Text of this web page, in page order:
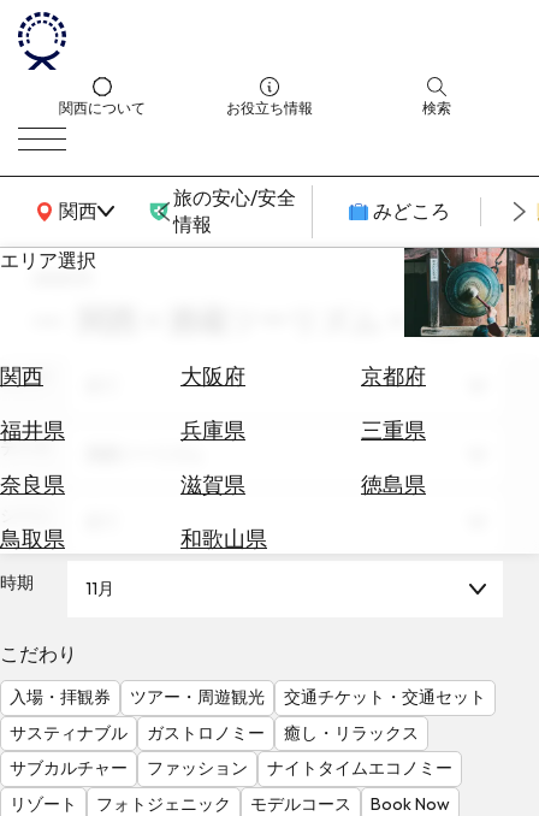
関西について お役立ち情報 検索
関西
関西広域MAP
旅の安心/安全
情報
みどころ
エリア選択
関西 大阪府
京都府
福井県
兵庫県
三重県
奈良県
滋賀県
徳島県
鳥取県
和歌山県
エ
券
テ
を
調
べ
る
天
気
を
見
る
search
関西 × 酒蔵ツーリズム × 11月
エリア
テーマ
時期 11月
こだわり
入場・拝観券 ツアー・周遊観光
交通チケット・交通セット
サスティナブル
ガストロノミー
癒し・リラックス
サブカルチャー
ファッション
ナイトタイムエコノミー
リゾート
フォトジェニック モデルコース Book Now